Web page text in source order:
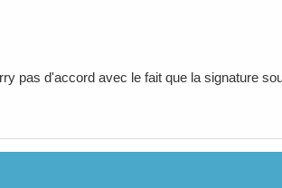
pas d'accord avec le fait que la signature